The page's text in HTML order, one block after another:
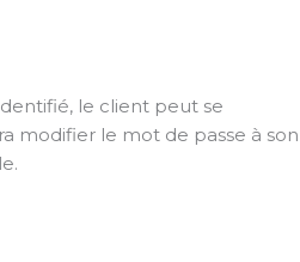
le client peut se
modifier le mot de passe à son